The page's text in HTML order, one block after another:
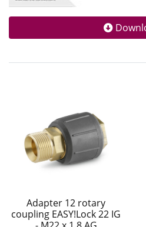
Adapter 12 rotary
coupling EASY!Lock 22 IG